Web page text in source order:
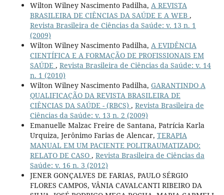
Wilton Wilney Nascimento Padilha, A REVISTA
BRASILEIRA DE CIÊNCIAS DA SAÚDE E A WEB ,
Revista Brasileira de Ciências da Saúde: v. 13 n. 1
(2009)
Wilton Wilney Nascimento Padilha, A EVIDÊNCIA
CIENTÍFICA E A FORMAÇÃO DE PROFISSIONAIS EM
SAÚDE , Revista Brasileira de Ciências da Saúde: v. 14
n. 1 (2010)
Wilton Wilney Nascimento Padilha, GARANTINDO A
QUALIFICAÇÃO DA REVISTA BRASILEIRA DE
CIÊNCIAS DA SAÚDE - (RBCS) , Revista Brasileira de
Ciências da Saúde: v. 13 n. 2 (2009)
Emanuelle Malzac Freire de Santana, Patrícia Karla
Urquiza, Jerônimo Farias de Alencar, TERAPIA
MANUAL EM UM PACIENTE POLITRAUMATIZADO:
RELATO DE CASO , Revista Brasileira de Ciências da
Saúde: v. 16 n. 3 (2012)
JENER GONÇALVES DE FARIAS, PAULO SÉRGIO
FLORES CAMPOS, VÂNIA CAVALCANTI RIBEIRO DA